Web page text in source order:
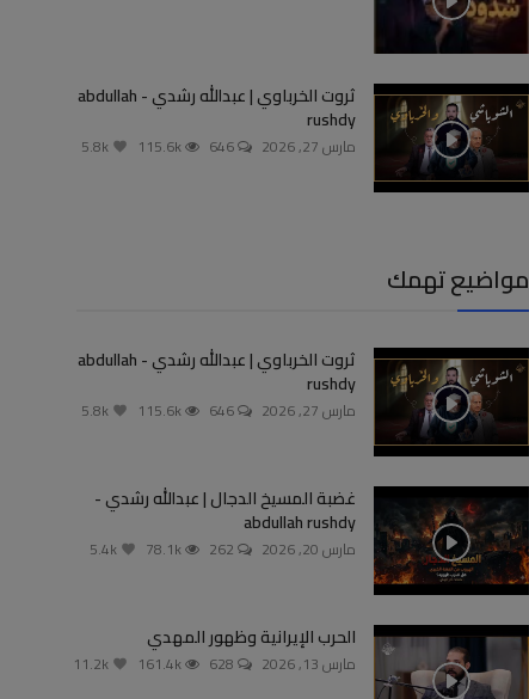
ثروت الخرباوي | عبدالله رشدي - abdullah
rushdy
مارس 27, 2026 646
115.6k
مواضيع تهمك
ثروت الخرباوي | عبدالله رشدي - abdullah
rushdy
مارس 27, 2026 646
115.6k
غضبة المسيخ الدجال | عبدالله رشدي -
abdullah rushdy
مارس 20, 2026 262
78.1k
الحرب الإيرانية وظهور المهدي
مارس 13, 2026 628
161.4k